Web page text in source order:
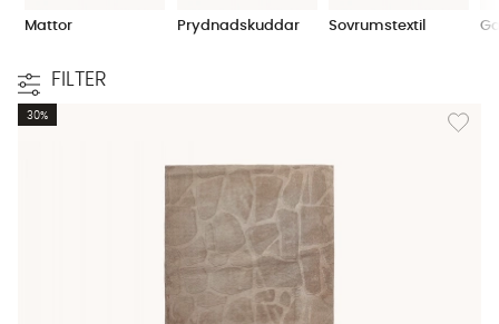
Mattor Prydnadskuddar Sovrumstextil
FILTER
Lägg
30%